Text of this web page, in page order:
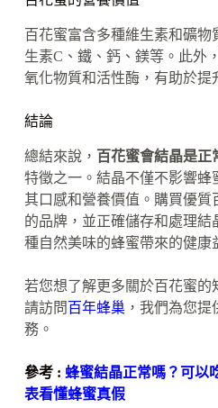
百花蜜富含多種維生素和礦物
生素C、鐵、鈣、鎂等。此外
氧化物質和活性酶，有助於提
結論
總結來說， 百花蜜會結晶是正
特徵之一。結晶不僅不影響蜂
其口感和營養價值。購買優質
的品牌，並正確儲存和處理
種自然美味的蜂蜜帶來的健康
若您想了解更多關於百花蜜的
請訪問百年蜂巢，我們為您提
務。
參考 : 蜂蜜結晶正常嗎？可以
表看懂蜂蜜真假